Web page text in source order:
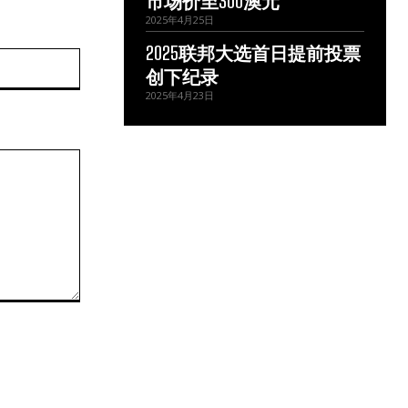
2025年4月25日
2025联邦大选首日提前投票
创下纪录
2025年4月23日